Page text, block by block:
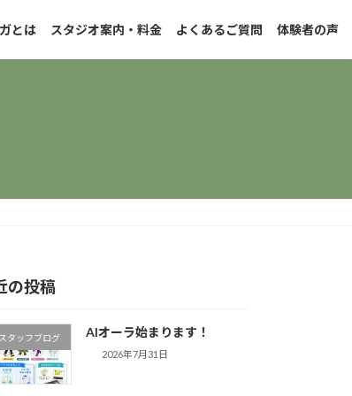
とは スタジオ案内・料金 よくあるご質問 体験者の声
の投稿
スタッフブログ AIオーラ始まります！
2026年7月31日